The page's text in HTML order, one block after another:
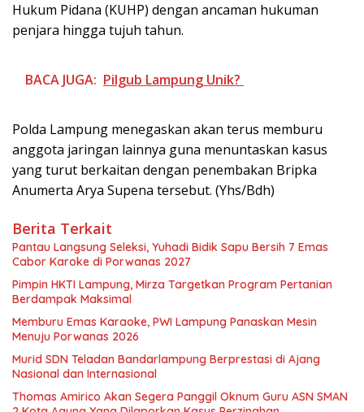
Hukum Pidana (KUHP) dengan ancaman hukuman
penjara hingga tujuh tahun.
BACA JUGA: Pilgub Lampung Unik?
‎Polda Lampung menegaskan akan terus memburu
anggota jaringan lainnya guna menuntaskan kasus
yang turut berkaitan dengan penembakan Bripka
Anumerta Arya Supena tersebut. (Yhs/Bdh)
Berita Terkait
Pantau Langsung Seleksi, Yuhadi Bidik Sapu Bersih 7 Emas
Cabor Karoke di Porwanas 2027
Pimpin HKTI Lampung, Mirza Targetkan Program Pertanian
Berdampak Maksimal
Memburu Emas Karaoke, PWI Lampung Panaskan Mesin
Menuju Porwanas 2026
Murid SDN Teladan Bandarlampung Berprestasi di Ajang
Nasional dan Internasional
Thomas Amirico Akan Segera Panggil Oknum Guru ASN SMAN